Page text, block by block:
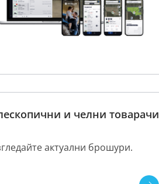
и челни товарачи
актуални брошури.